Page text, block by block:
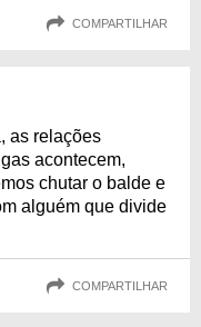
COMPARTILHAR
as relações
acontecem,
chutar o balde e
alguém que divide
COMPARTILHAR